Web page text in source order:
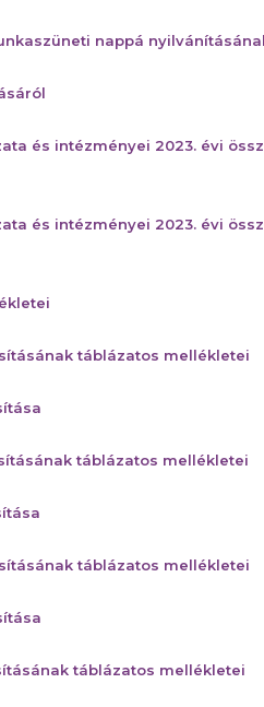
nappá
és intézményei 2023. évi
és intézményei 2023. évi
táblázatos mellékletei
táblázatos mellékletei
táblázatos mellékletei
táblázatos mellékletei